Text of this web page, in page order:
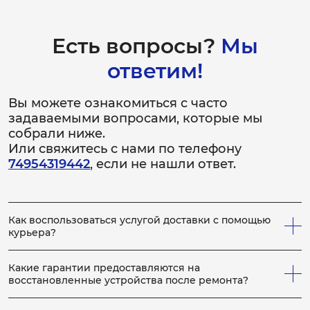
Есть вопросы? Мы
ответим!
Вы можете ознакомиться с часто
задаваемыми вопросами, которые мы
собрали ниже.
Или свяжитесь с нами по телефону
74954319442, если не нашли ответ.
Как воспользоваться услугой доставки с помощью
курьера?
Всё просто! Если у вас не получается привезти
неисправное устройство в сервис, вы можете заказать
нашего курьера, который заберет устройство на
ремонт, по выполнению которого, доставит устройство
обратно вам. Для этого сообщите менеджеру по
Какие гарантии предоставляются на
восстановленные устройства после ремонта?
На каждое отремонтированное устройство выдается